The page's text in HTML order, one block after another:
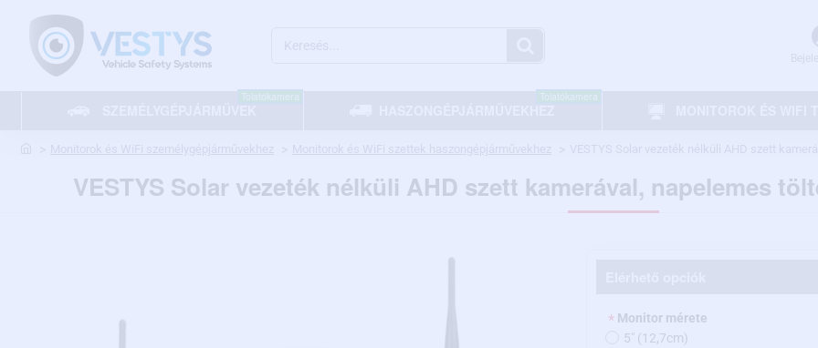
SZEMÉLYGÉPJÁRMŰVEK
Tolatókamera
HASZONGÉPJÁRMŰVEKHEZ
Tolatókamera
VESTYS Solar vezeték nélküli AHD szett kamerával, napelemes
Monitor mérete
5" (12,7cm)